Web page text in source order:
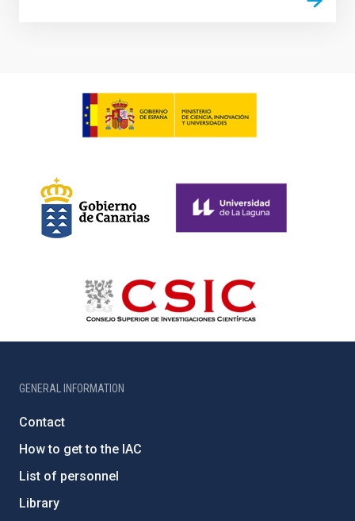
GENERAL INFORMATION
Contact
How to get to the IAC
List of personnel
Library